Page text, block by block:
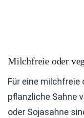
Milchfreie oder
Für eine milchfreie
pflanzliche Sahne
oder Sojasahne